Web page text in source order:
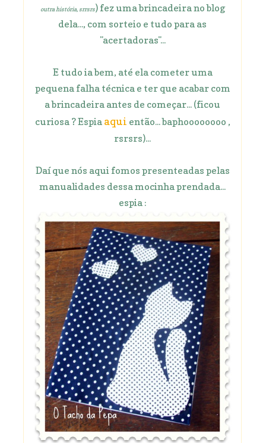
outra história, srrsrs) fez uma brincadeira no blog
dela..., com sorteio e tudo para as
"acertadoras"...
E tudo ia bem, até ela cometer uma
pequena falha técnica e ter que acabar com
a brincadeira antes de começar... (ficou
curiosa ? Espia aqui então... baphoooooooo ,
rsrsrs)...
Daí que nós aqui fomos presenteadas pelas
manualidades dessa mocinha prendada...
espia :